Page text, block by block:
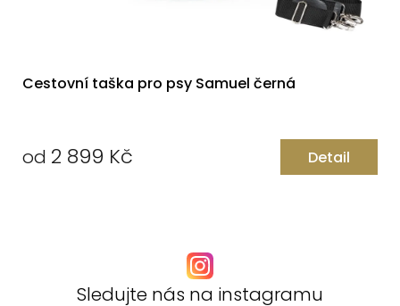
Cestovní taška pro psy Samuel černá
od 2 899 Kč Detail
Sledujte nás na instagramu